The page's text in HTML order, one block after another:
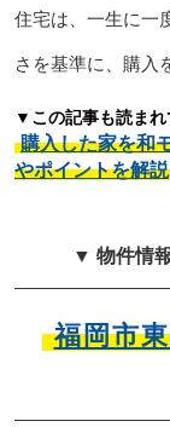
住宅は、一生に一
さを基準に、購入
▼この記事も読まれ
購入した家を和
やポイントを解説
▼ 物件情
福岡市